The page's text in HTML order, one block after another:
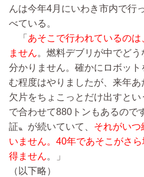
んは今年4月にいわき市内で行
べている。
「 あそこで行われているの
ません。燃料デブリが中でど
分かりません。確かにロボット
む程度はやりましたが、来年あ
欠片をちょこっとだけ出すと
で合わせて880トンもあるので
証〟が続いていて、 それがいつ
いません。40年であそこがさ
得ません。」
（以下略）